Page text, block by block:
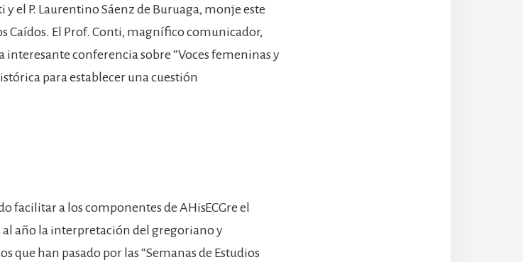
el P. Laurentino Sáenz de Buruaga, monje este
Caídos. El Prof. Conti, magnífico comunicador,
interesante conferencia sobre “Voces femeninas y
para establecer una cuestión
facilitar a los componentes de AHisECGre el
al año la interpretación del gregoriano y
que han pasado por las “Semanas de Estudios